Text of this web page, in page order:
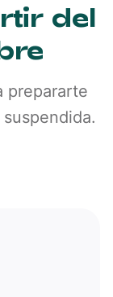
del
prepararte